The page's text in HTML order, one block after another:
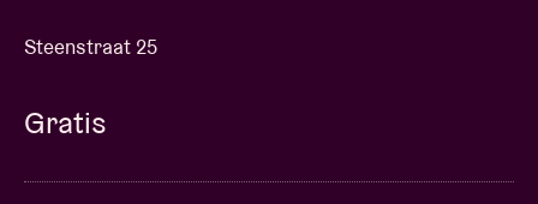
Steenstraat 25
Gratis